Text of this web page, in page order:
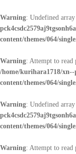
Warning: Undefined
content/themes/064/
Warning: Attempt to
/home/kurihara1718/xn--
content/themes/064/
Warning: Undefined
content/themes/064/
Warning: Attempt to